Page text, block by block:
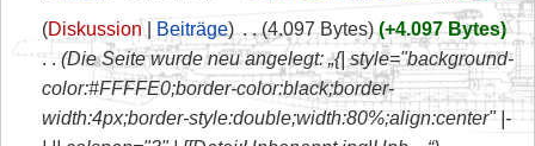
Diskussion
Beiträge ‎ 4.097 Bytes
+4.097 Bytes
Die Seite wurde neu angelegt: „{| style="background-
color:#FFFFE0;border-color:black;border-
width:4px;border-style:double;width:80%;align:center" |-